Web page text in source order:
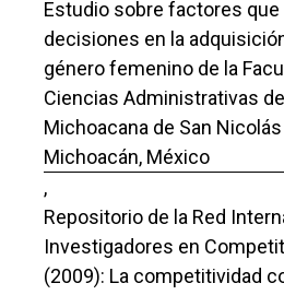
Estudio sobre factores
decisiones en la
género femenino de la
Ciencias Administrativas
Michoacana de San
Michoacán, México
,
Repositorio de la Red
Investigadores en
(2009): La competitividad